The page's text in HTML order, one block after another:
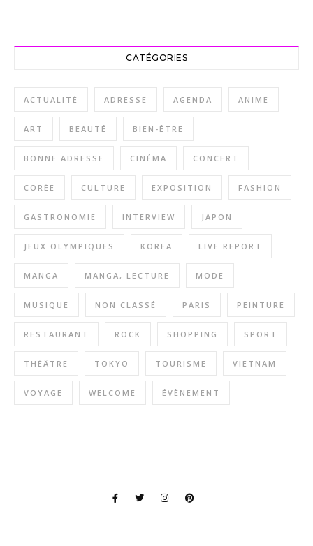
CATÉGORIES
ACTUALITÉ ADRESSE AGENDA ANIME
ART BEAUTÉ BIEN-ÊTRE
BONNE ADRESSE CINÉMA CONCERT
CORÉE CULTURE EXPOSITION FASHION
GASTRONOMIE INTERVIEW JAPON
JEUX OLYMPIQUES KOREA LIVE REPORT
MANGA MANGA, LECTURE MODE
MUSIQUE NON CLASSÉ PARIS PEINTURE
RESTAURANT ROCK SHOPPING SPORT
THÉÂTRE TOKYO TOURISME VIETNAM
VOYAGE WELCOME ÉVÈNEMENT